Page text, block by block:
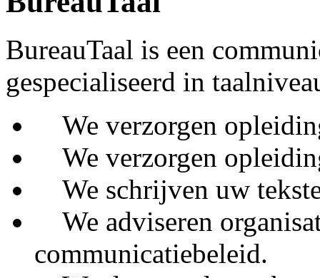
BureauTaal is een
gespecialiseerd in
We verzorgen
We verzorgen
We schrijven uw
We adviseren
communicatiebeleid.